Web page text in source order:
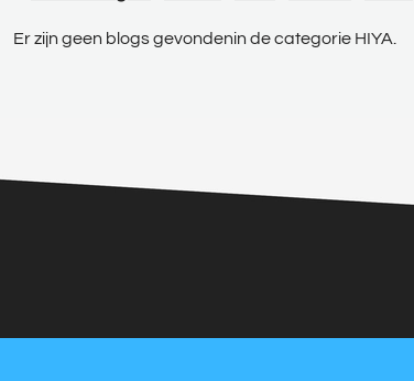
Er zijn geen blogs gevondenin de categorie HIYA.